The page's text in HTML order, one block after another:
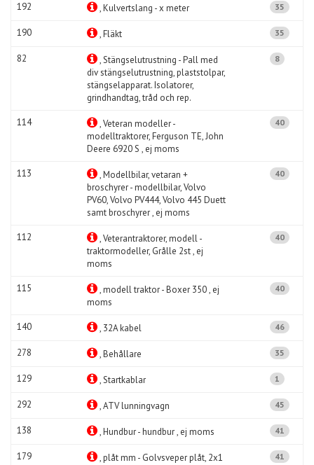
192 , Kulvertslang - x meter 35
190 , Fläkt 35
82
, Stängselutrustning - Pall med
div stängselutrustning, plaststolpar,
stängselapparat. Isolatorer,
grindhandtag, tråd och rep.
8
114
, Veteran modeller -
modelltraktorer, Ferguson TE, John
Deere 6920 S , ej moms
40
113
, Modellbilar, vetaran +
broschyrer - modellbilar, Volvo
PV60, Volvo PV444, Volvo 445 Duett
samt broschyrer , ej moms
40
112
, Veterantraktorer, modell -
traktormodeller, Grålle 2st , ej
moms
40
115
, modell traktor - Boxer 350 , ej
moms
40
140 , 32A kabel 46
278 , Behållare 35
129 , Startkablar 1
292 , ATV lunningvagn 45
138 , Hundbur - hundbur , ej moms 41
179
, plåt mm - Golvsveper plåt, 2x1
41